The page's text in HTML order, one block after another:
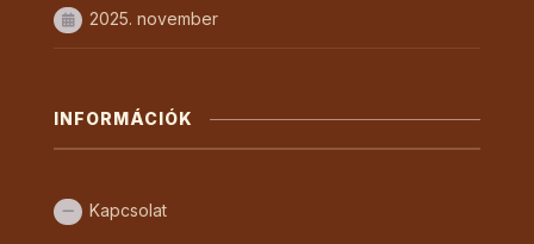
2025. november
INFORMÁCIÓK
Kapcsolat